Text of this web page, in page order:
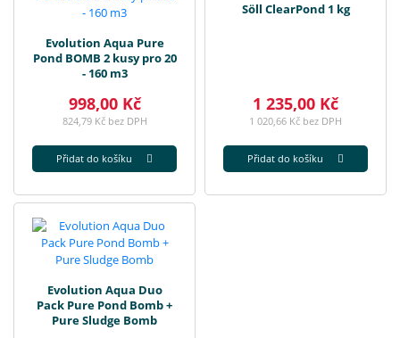
Evolution Aqua Pure
Pond BOMB 2 kusy pro 20
- 160 m3
998,00 Kč
824,79 Kč bez DPH
Přidat do košíku
Söll ClearPond 1 kg
1 235,00 Kč
1 020,66 Kč bez DPH
Přidat do košíku
Evolution Aqua Duo
Pack Pure Pond Bomb +
Pure Sludge Bomb